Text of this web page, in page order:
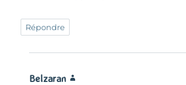
Répondre
Belzaran